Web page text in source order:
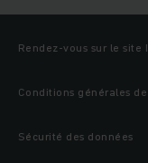
Rendez-vous sur le site
Conditions générales
Sécurité des données